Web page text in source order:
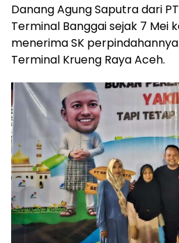
Danang Agung Saputra dari
Terminal Banggai sejak 7 Mei
menerima SK
Terminal Krueng Raya Aceh.